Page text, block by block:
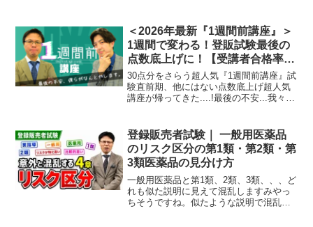
＜2026年最新『1週間前講座』＞
1週間で変わる！登販試験最後の
点数底上げに！【受講者合格率最
高91.4％、満足度98％超】
30点分をさらう超人気『1週間前講座』試
験直前期、他にはない点数底上げ超人気
講座が帰ってきた....!最後の不安...我々が
率です。全てのエリアで合格率80％を
達...
登録販売者試験｜ 一般用医薬品
のリスク区分の第1類・第2類・第
3類医薬品の見分け方
一般用医薬品と第1類、2類、3類、、、ど
れも似た説明に見えて混乱しますみやっ
ちそうですね。似たような説明で混乱す